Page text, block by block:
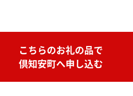
こちらのお礼の品で
倶知安町へ申し込む